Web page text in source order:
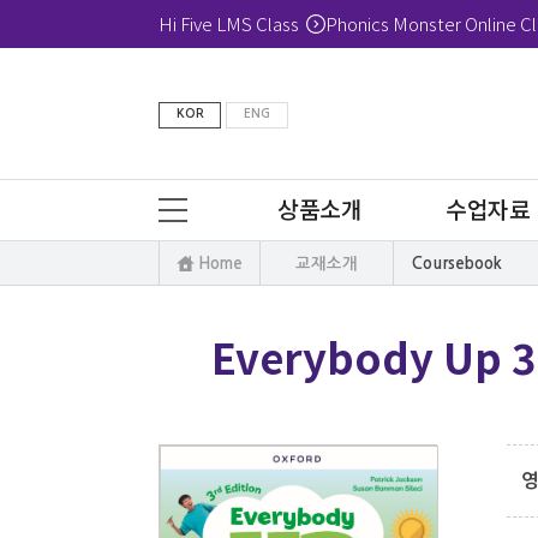
Hi Five LMS Class Phonics Monster Online
KOR ENG
상품소개 수업자료
Home 교재소개 Coursebook
Everybody Up